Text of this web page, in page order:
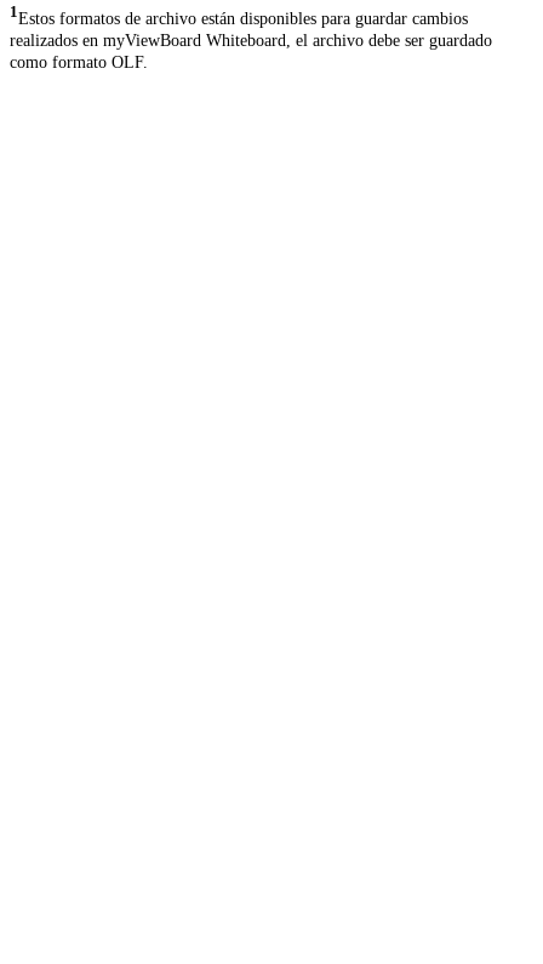
1Estos formatos de archivo están disponibles para guardar cambios
realizados en myViewBoard Whiteboard, el archivo debe ser guardado
como formato OLF.